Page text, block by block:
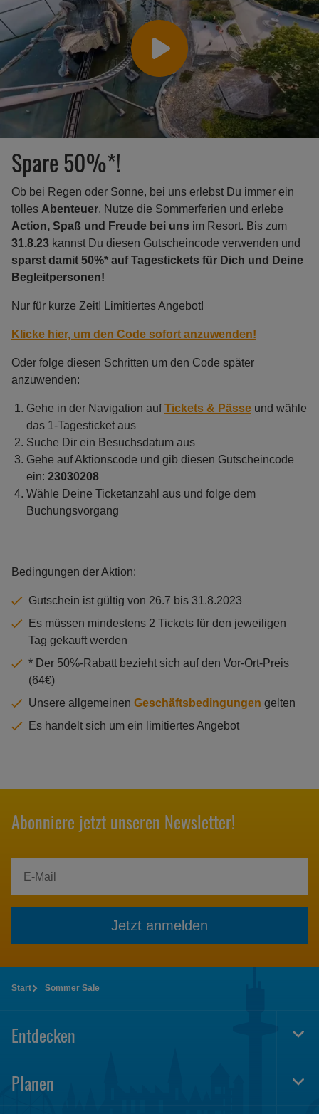
Spare 50%*!
Ob bei Regen oder Sonne, bei uns erlebst Du immer ein
tolles Abenteuer. Nutze die Sommerferien und erlebe
Action, Spaß und Freude bei uns im Resort. Bis zum
31.8.23 kannst Du diesen Gutscheincode verwenden und
sparst damit 50%* auf Tagestickets für Dich und Deine
Begleitpersonen!
Nur für kurze Zeit! Limitiertes Angebot!
Klicke hier, um den Code sofort anzuwenden!
Oder folge diesen Schritten um den Code später
anzuwenden:
Gehe in der Navigation aufTickets & Pässeund wähle
das 1-Tagesticket aus
Suche Dir ein Besuchsdatum aus
Gehe auf Aktionscode und gib diesen Gutscheincode
ein: 23030208
Wähle Deine Ticketanzahl aus und folge dem
Buchungsvorgang
Bedingungen der Aktion:
Gutschein ist gültig von 26.7 bis 31.8.2023
Es müssen mindestens 2 Tickets für den jeweiligen
Tag gekauft werden
* Der 50%-Rabatt bezieht sich auf den Vor-Ort-Preis
(64€)
Unsere allgemeinen Geschäftsbedingungen gelten
Es handelt sich um ein limitiertes Angebot
Abonniere jetzt unseren Newsletter!
Jetzt anmelden
Start Sommer Sale
Entdecken
Planen